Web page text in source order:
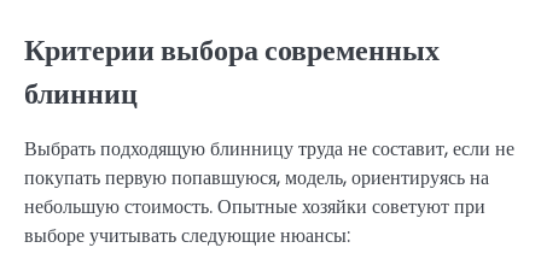
Критерии выбора современных
блинниц
Выбрать подходящую блинницу труда не составит, если не
покупать первую попавшуюся, модель, ориентируясь на
небольшую стоимость. Опытные хозяйки советуют при
выборе учитывать следующие нюансы: